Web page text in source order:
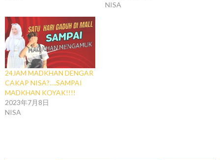
NISA
24JAM MADKHAN DENGAR
CAKAP NISA?….SAMPAI
MADKHAN KOYAK!!!!
2023年7月8日
NISA